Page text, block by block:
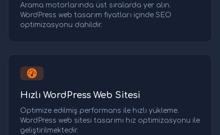
Arama motorlarında üst sıralarda yer alın.
WordPress web tasarım fiyatları içinde SEO
optimizasyonu dahildir.
Hızlı WordPress Web Sitesi
Optimize edilmiş performans ile hızlı yükleme.
WordPress web sitesi tasarımı hız optimizasyonu ile
geliştirilmektedir.